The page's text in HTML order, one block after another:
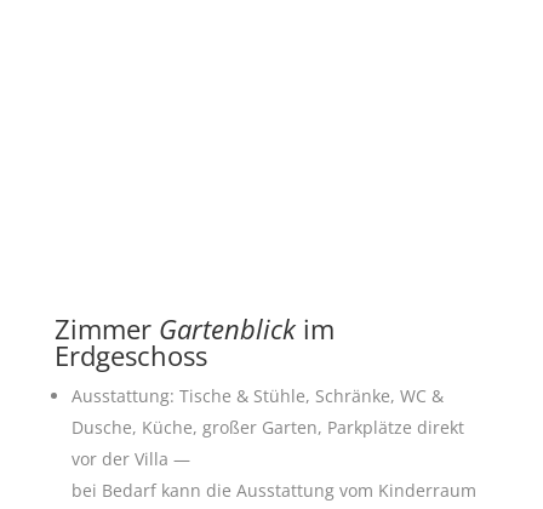
Zimmer Gartenblickim
Erdgeschoss
Ausstattung: Tische & Stühle, Schränke, WC &
Dusche, Küche, großer Garten, Parkplätze direkt
vor der Villa —
bei Bedarf kann die Ausstattung vom Kinderraum